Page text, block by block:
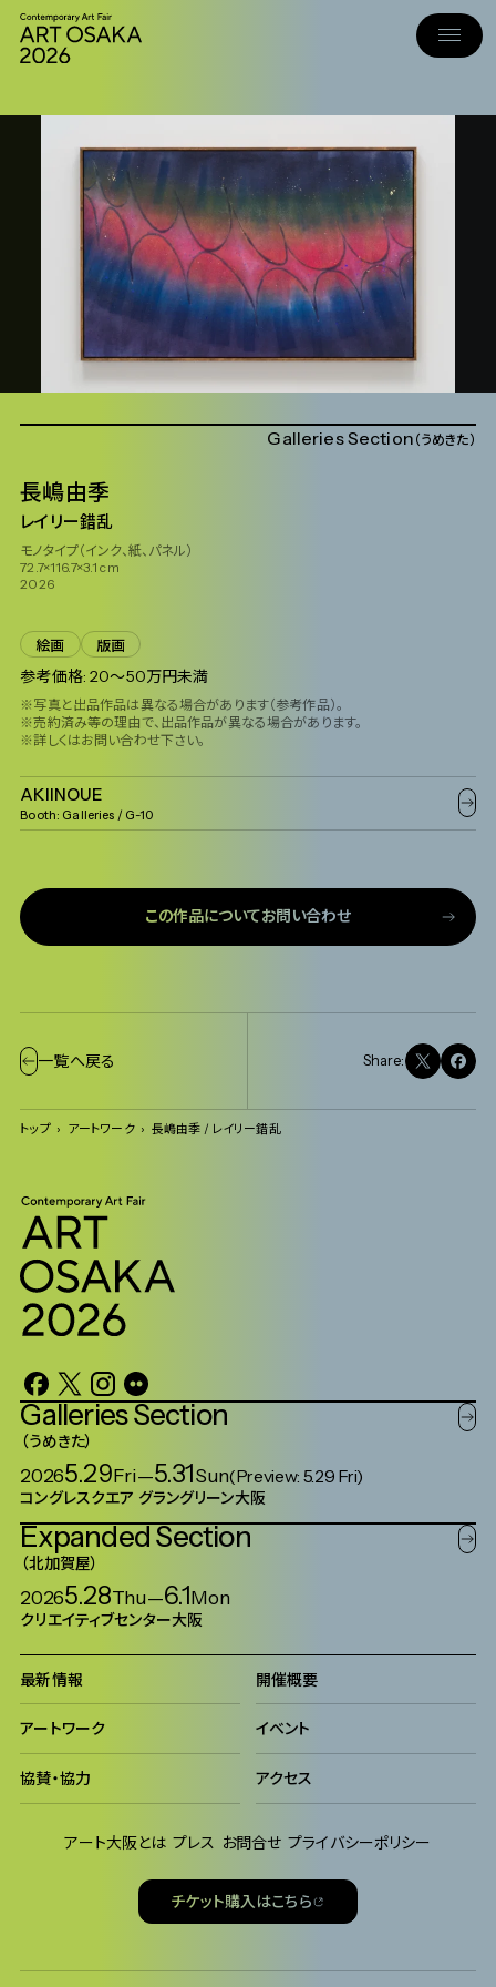
Galleries Section うめきた
長嶋由季
レイリー錯乱
モノタイプ（インク、紙、パネル）
72.7×116.7×3.1 cm
2026
絵画 版画
参考価格: 20〜50万円未満
※写真と出品作品は異なる場合があります（参考作品）。
※売約済み等の理由で、出品作品が異なる場合があります。
※詳しくはお問い合わせ下さい。
AKIINOUE
Booth: Galleries / G-10
この作品についてお問い合わせ
一覧へ戻る Share:
トップ アートワーク 長嶋由季 / レイリー錯乱
GalleriesSection
うめきた
20265.29Fri—5.31Sun(Preview: 5.29 Fri)
コングレスクエア グラングリーン大阪
ExpandedSection
北加賀屋
20265.28Thu—6.1Mon
クリエイティブセンター大阪
最新情報 開催概要
アートワーク イベント
協賛・協力 アクセス
アート大阪とは プレス お問合せ プライバシーポリシー
チケット購入はこちら